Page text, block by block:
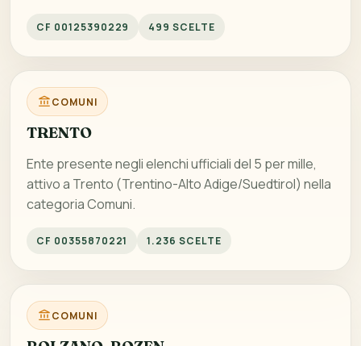
CF 00125390229 499 SCELTE
COMUNI
TRENTO
Ente presente negli elenchi ufficiali del 5 per mille,
attivo a Trento (Trentino-Alto Adige/Suedtirol) nella
categoria Comuni.
CF 00355870221 1.236 SCELTE
COMUNI